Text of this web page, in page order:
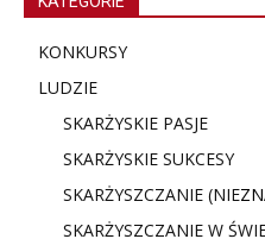
KONKURSY
LUDZIE
SKARŻYSKIE PASJE
SKARŻYSKIE SUKCESY
SKARŻYSZCZANIE (NIE
SKARŻYSZCZANIE W